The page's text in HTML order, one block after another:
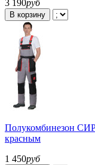
3 190руб
В корзину
Полукомбинезон
красным
1 450руб